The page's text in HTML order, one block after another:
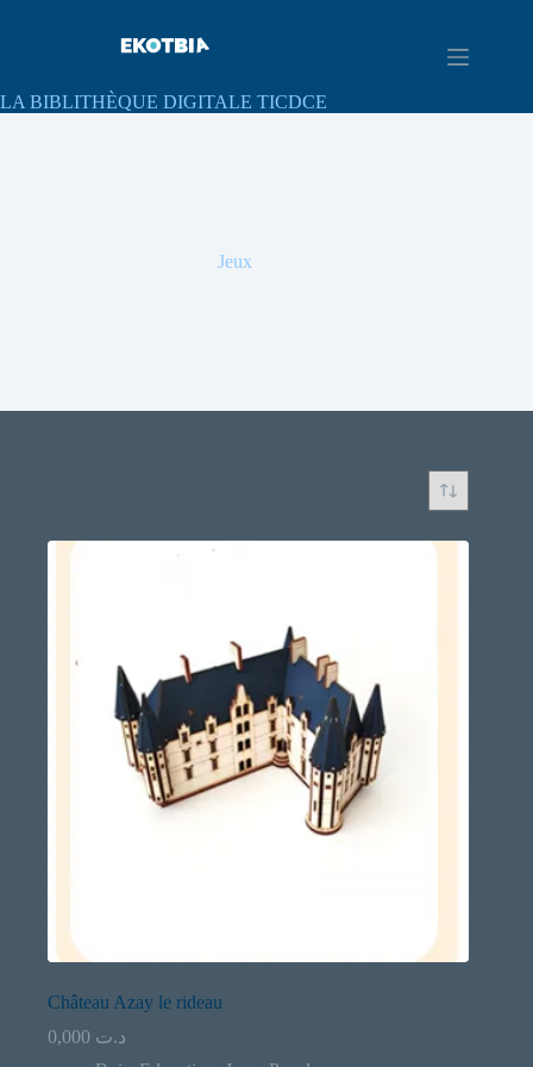
LA BIBLITHÈQUE DIGITALE TICDCE
Jeux
Château Azay le rideau
د.ت